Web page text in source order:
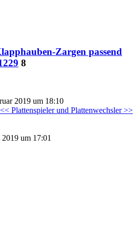
Zargen passend
8
2019 um 18:10
Plattenspieler und Plattenwechsler >>
um 17:01